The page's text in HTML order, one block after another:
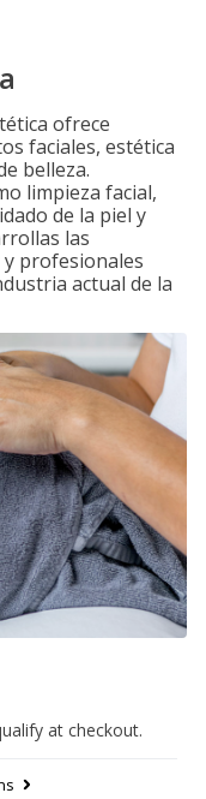
ofrece
faciales, estética
belleza.
limpieza facial,
de la piel y
las
profesionales
actual de la
at checkout.